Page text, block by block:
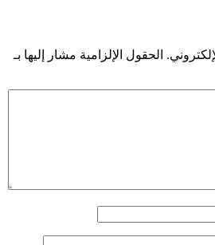
الحقول الإلزامية مشار إليها بـ